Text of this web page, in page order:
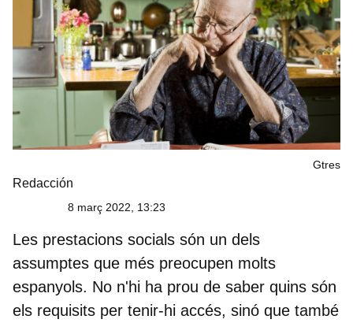
Gtres
Redacción
8 març 2022, 13:23
Les prestacions socials són un dels
assumptes que més preocupen molts
espanyols. No n'hi ha prou de saber quins són
els requisits per tenir-hi accés, sinó que també